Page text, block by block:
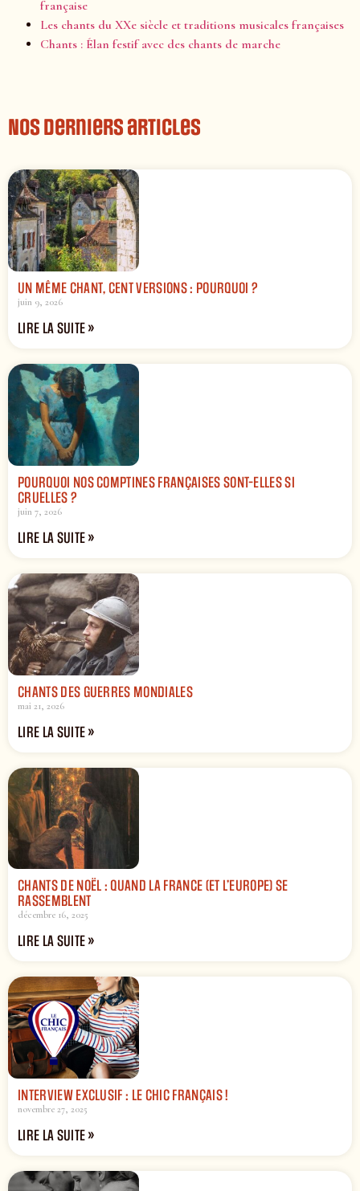
française
Les chants du XXe siècle et traditions musicales françaises
Chants : Élan festif avec des chants de marche
Nos derniers articles
UN MÊME CHANT, CENT VERSIONS : POURQUOI ?
juin 9, 2026
LIRE LA SUITE »
POURQUOI NOS COMPTINES FRANÇAISES SONT-ELLES SI
CRUELLES ?
juin 7, 2026
LIRE LA SUITE »
CHANTS DES GUERRES MONDIALES
mai 21, 2026
LIRE LA SUITE »
CHANTS DE NOËL : QUAND LA FRANCE (ET L’EUROPE) SE
RASSEMBLENT
décembre 16, 2025
LIRE LA SUITE »
INTERVIEW EXCLUSIF : LE CHIC FRANÇAIS !
novembre 27, 2025
LIRE LA SUITE »